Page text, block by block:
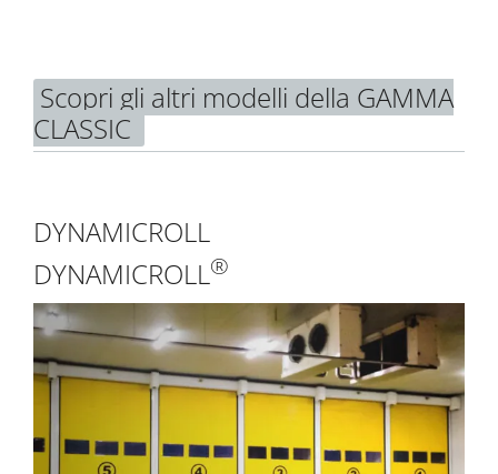
Scopri gli altri modelli della GAMMA
CLASSIC
DYNAMICROLL
DYNAMICROLL®